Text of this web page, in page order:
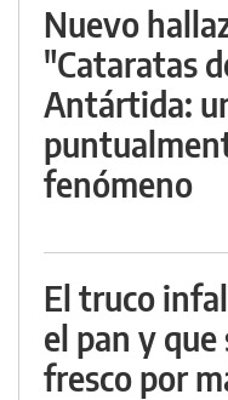
Nuevo
"Cataratas
Antártida:
fenómeno
El truco
el pan y
fresco por